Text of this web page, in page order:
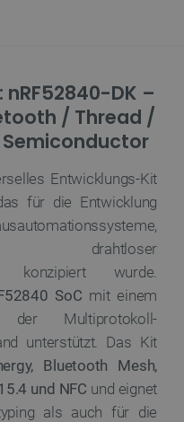
DK –
/ Thread /
Semiconductor
Entwicklungs-Kit
für die Entwicklung
drahtloser
konzipiert wurde.
SoC mit einem
Multiprotokoll-
unterstützt. Das Kit
Bluetooth Mesh,
und NFC und eignet
als auch für die